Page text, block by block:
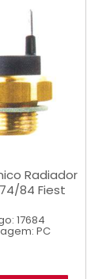
Radiador
84 Fiest
17684
PC